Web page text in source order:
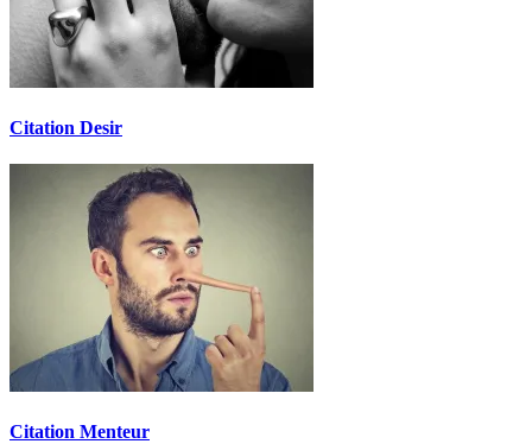
Citation Desir
Citation Menteur